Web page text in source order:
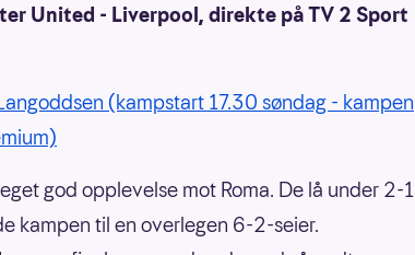
United - Liverpool, direkte på TV 2 Sport
(kampstart 17.30 søndag - kampen
god opplevelse mot Roma. De lå under 2-1
kampen til en overlegen 6-2-seier.